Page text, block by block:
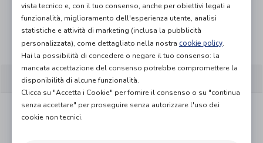
Organizza prova in negozio
CARATTERISTICHE
Tomaia in materiale stretch nero con motivo
Decò, morbida e avvolgente
vista tecnico e, con il tuo consenso, anche per obiettivi legati a
funzionalità, miglioramento dell'esperienza utente, analisi
statistiche e attività di marketing (inclusa la pubblicità
personalizzata), come dettagliato nella nostra cookie policy.
Hai la possibilità di concedere o negare il tuo consenso: la
mancata accettazione del consenso potrebbe compromettere la
disponibilità di alcune funzionalità.
Clicca su "Accetta i Cookie" per fornire il consenso o su "continua
senza accettare" per proseguire senza autorizzare l'uso dei
cookie non tecnici.